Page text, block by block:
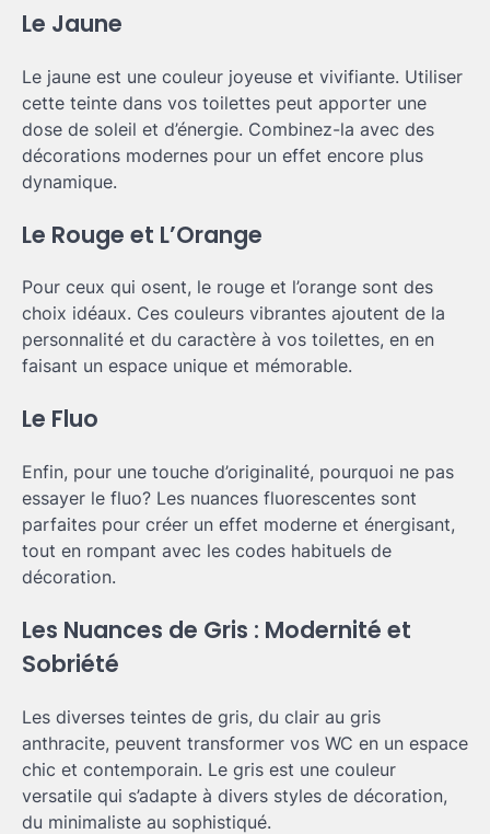
Le Jaune
Le jaune est une couleur joyeuse et vivifiante. Utiliser
cette teinte dans vos toilettes peut apporter une
dose de soleil et d’énergie. Combinez-la avec des
décorations modernes pour un effet encore plus
dynamique.
Le Rouge et L’Orange
Pour ceux qui osent, le rouge et l’orange sont des
choix idéaux. Ces couleurs vibrantes ajoutent de la
personnalité et du caractère à vos toilettes, en en
faisant un espace unique et mémorable.
Le Fluo
Enfin, pour une touche d’originalité, pourquoi ne pas
essayer le fluo? Les nuances fluorescentes sont
parfaites pour créer un effet moderne et énergisant,
tout en rompant avec les codes habituels de
décoration.
Les Nuances de Gris : Modernité et
Sobriété
Les diverses teintes de gris, du clair au gris
anthracite, peuvent transformer vos WC en un espace
chic et contemporain. Le gris est une couleur
versatile qui s’adapte à divers styles de décoration,
du minimaliste au sophistiqué.